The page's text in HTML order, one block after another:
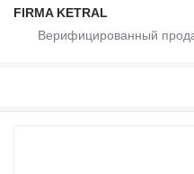
FIRMA KETRAL